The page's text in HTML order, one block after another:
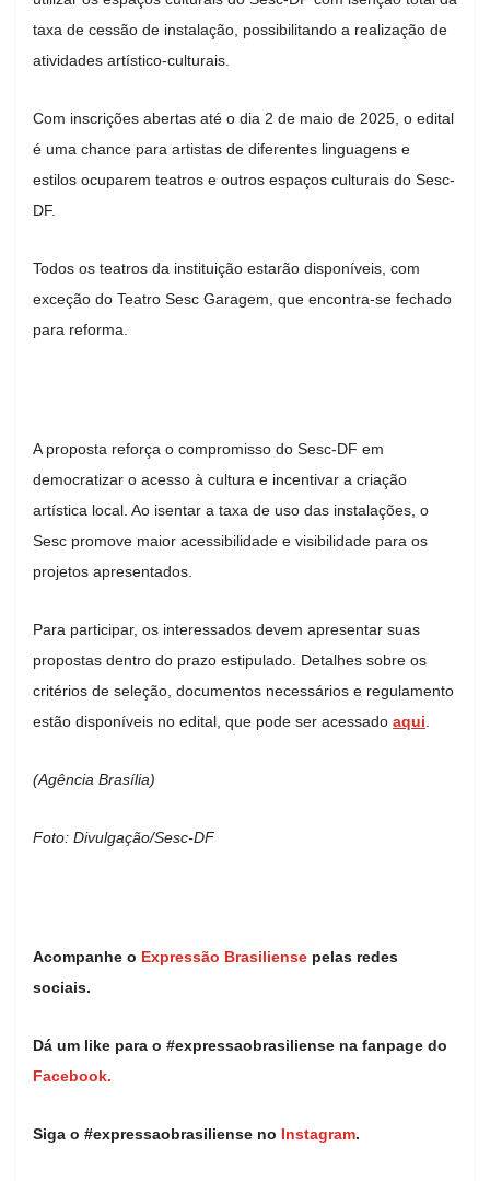
taxa de cessão de instalação, possibilitando a realização de
atividades artístico-culturais.
Com inscrições abertas até o dia 2 de maio de 2025, o edital
é uma chance para artistas de diferentes linguagens e
estilos ocuparem teatros e outros espaços culturais do Sesc-
DF.
Todos os teatros da instituição estarão disponíveis, com
exceção do Teatro Sesc Garagem, que encontra-se fechado
para reforma.
A proposta reforça o compromisso do Sesc-DF em
democratizar o acesso à cultura e incentivar a criação
artística local. Ao isentar a taxa de uso das instalações, o
Sesc promove maior acessibilidade e visibilidade para os
projetos apresentados.
Para participar, os interessados devem apresentar suas
propostas dentro do prazo estipulado. Detalhes sobre os
critérios de seleção, documentos necessários e regulamento
estão disponíveis no edital, que pode ser acessado aqui
(Agência Brasília)
Foto: Divulgação/Sesc-DF
Acompanhe o Expressão Brasiliense pelas redes
sociais.
Dá um like para o #expressaobrasiliense na fanpage do
Facebook.
Siga o #expressaobrasiliense no Instagram.